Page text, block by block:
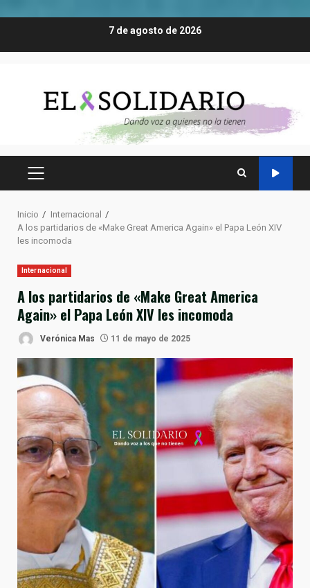
7 de agosto de 2026
MENÚ
Inicio
Internacional
A los partidarios de «Make Great America Again» el Papa León XIV
les incomoda
Internacional
A los partidarios de «Make Great America
Again» el Papa León XIV les incomoda
Verónica Mas 11 de mayo de 2025